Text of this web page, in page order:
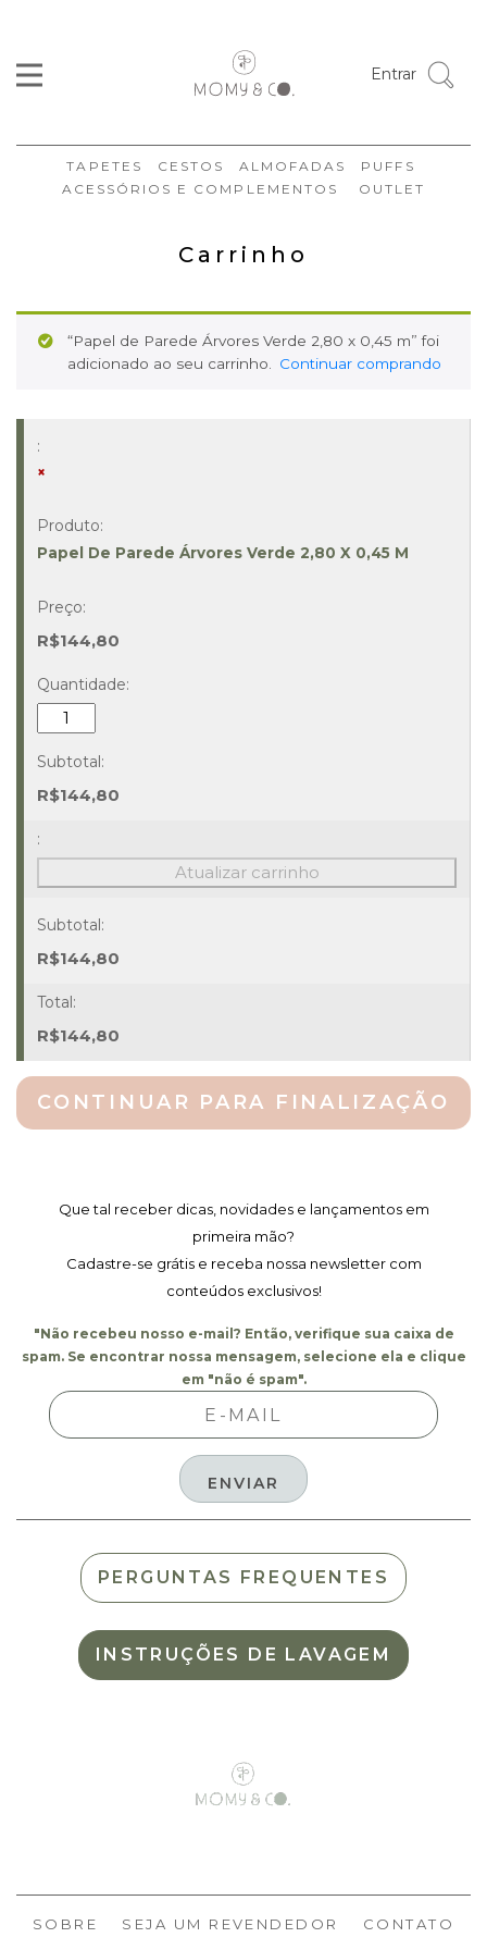
Entrar
TAPETES CESTOS ALMOFADAS
PUFFS
ACESSÓRIOS E COMPLEMENTOS
OUTLET
Carrinho
“Papel de Parede Árvores Verde 2,80 x 0,45 m” foi
adicionado ao seu carrinho.
Continuar comprando
×
Papel De Parede Árvores Verde 2,80 X 0,45 M
R$144,80
Papel
De
Parede
Árvores
Verde
2,80
X
Quantidade
R$144,80
Atualizar carrinho
R$144,80
R$144,80
CONTINUAR PARA FINALIZAÇÃO
Que tal receber dicas, novidades e lançamentos em
primeira mão?
Cadastre-se grátis e receba nossa newsletter com
conteúdos exclusivos!
"Não recebeu nosso e-mail? Então, verifique sua caixa de
spam. Se encontrar nossa mensagem, selecione ela e clique
em "não é spam".
PERGUNTAS FREQUENTES
INSTRUÇÕES DE LAVAGEM
SOBRE SEJA UM REVENDEDOR
CONTATO